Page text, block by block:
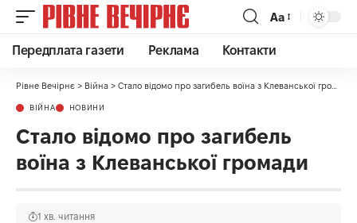
Аа
Передплата газети Реклама Контакти
Рівне Вечірнє > Війна > Стало відомо про загибель воїна з Клеванської громади
ВІЙНА НОВИНИ
Стало відомо про загибель
воїна з Клеванської громади
1 хв. читання